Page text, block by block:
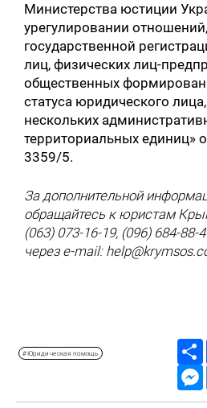
Министерства юстиции
урегулировании
государственной
лиц, физических лиц-
общественных
статуса юридического
нескольких
территориальных единиц»
3359/5.
За дополнительной
обращайтесь к юристам
(063) 073-16-19, (096) 684-88-
через e-mail:
#Юридическая помощь